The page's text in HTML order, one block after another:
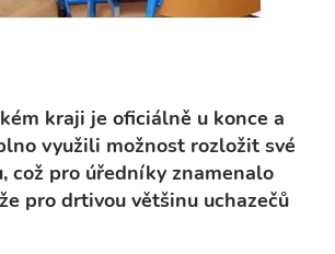
kraji je oficiálně u konce a
využili možnost rozložit své
což pro úředníky znamenalo
pro drtivou většinu uchazečů